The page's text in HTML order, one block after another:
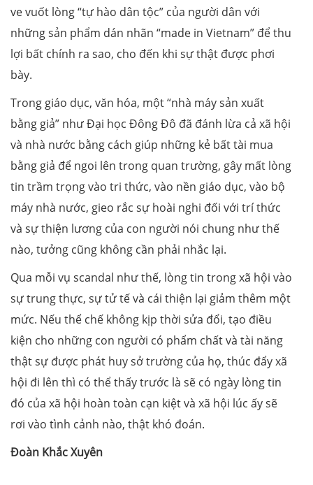
ve vuốt lòng “tự hào dân tộc” của người dân với
những sản phẩm dán nhãn “made in Vietnam” để thu
lợi bất chính ra sao, cho đến khi sự thật được phơi
bày.
Trong giáo dục, văn hóa, một “nhà máy sản xuất
bằng giả” như Đại học Đông Đô đã đánh lừa cả xã hội
và nhà nước bằng cách giúp những kẻ bất tài mua
bằng giả để ngoi lên trong quan trường, gây mất lòng
tin trầm trọng vào tri thức, vào nền giáo dục, vào bộ
máy nhà nước, gieo rắc sự hoài nghi đối với trí thức
và sự thiện lương của con người nói chung như thế
nào, tưởng cũng không cần phải nhắc lại.
Qua mỗi vụ scandal như thế, lòng tin trong xã hội vào
sự trung thực, sự tử tế và cái thiện lại giảm thêm một
mức. Nếu thể chế không kịp thời sửa đổi, tạo điều
kiện cho những con người có phẩm chất và tài năng
thật sự được phát huy sở trường của họ, thúc đẩy xã
hội đi lên thì có thể thấy trước là sẽ có ngày lòng tin
đó của xã hội hoàn toàn cạn kiệt và xã hội lúc ấy sẽ
rơi vào tình cảnh nào, thật khó đoán.
Đoàn Khắc Xuyên